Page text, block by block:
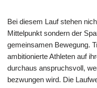
Bei diesem Lauf stehen
Mittelpunkt sondern der
gemeinsamen Bewegung.
ambitionierte Athleten auf
durchaus anspruchsvoll,
bezwungen wird. Die